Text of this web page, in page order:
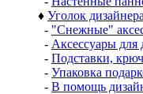
♦ Уголок
- "Снежные"
- Аксессуары для
- Подставки,
- Упаковка
- В помощь